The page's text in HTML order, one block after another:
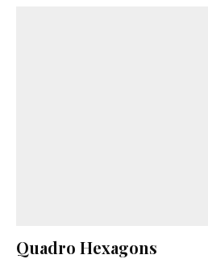
Quadro Hexagons